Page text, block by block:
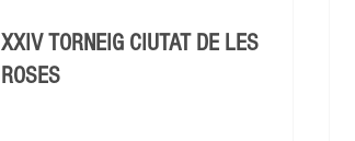
XXIV TORNEIG CIUTAT DE LES
ROSES